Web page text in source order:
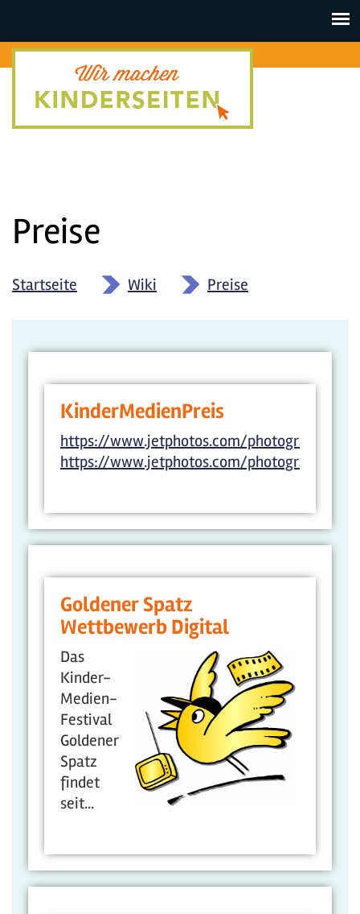
Toggle
Preise
Startseite » Wiki » Preise
KinderMedienPreis
https://www.jetphotos.com/photographer/
https://www.jetphotos.com/photographer/
Goldener Spatz
Wettbewerb Digital
Das
Kinder-
Medien-
Festival
Goldener
Spatz
findet
seit...